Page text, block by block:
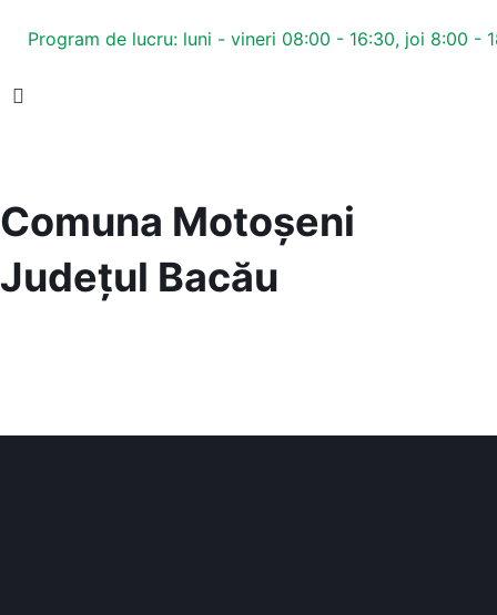
Program de lucru: luni - vineri 08:00 - 16:30, joi 8:00 -
Comuna Motoșeni
Județul Bacău